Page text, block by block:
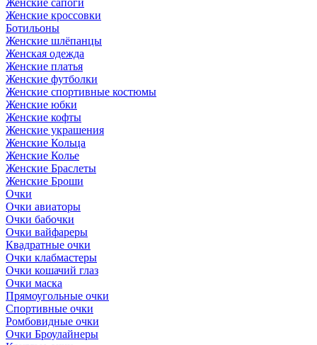
Женские сапоги
Женские кроссовки
Ботильоны
Женские шлёпанцы
Женская одежда
Женские платья
Женские футболки
Женские спортивные костюмы
Женские юбки
Женские кофты
Женские украшения
Женские Кольца
Женские Колье
Женские Браслеты
Женские Броши
Очки
Очки авиаторы
Очки бабочки
Очки вайфареры
Квадратные очки
Очки клабмастеры
Очки кошачий глаз
Очки маска
Прямоугольные очки
Спортивные очки
Ромбовидные очки
Очки Броулайнеры